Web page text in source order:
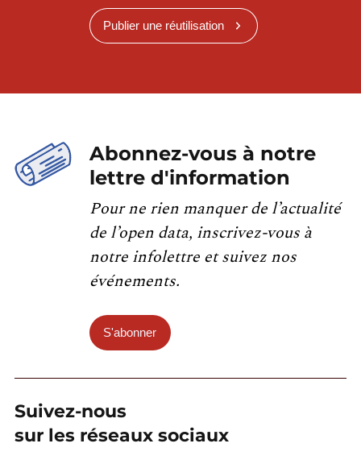
Publier une réutilisation
Abonnez-vous à notre
lettre d'information
Pour ne rien manquer de l’actualité
de l’open data, inscrivez-vous à
notre infolettre et suivez nos
événements.
S'abonner
Suivez-nous
sur les réseaux sociaux